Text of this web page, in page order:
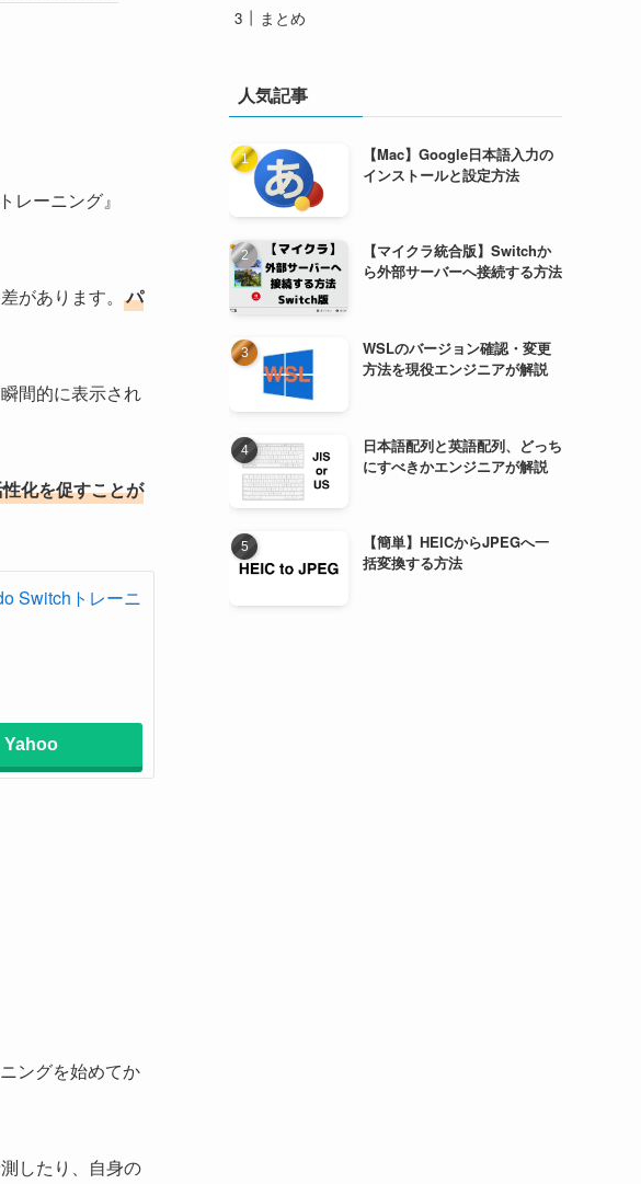
レーニング』
があります。 パ
間的に表示され
化を促すことが
Switchトレーニ
Yahoo
ングを始めてか
したり、自身の
まとめ
人気記事
【Mac】Google日本語入力の
インストールと設定方法
【マイクラ統合版】Switchか
ら外部サーバーへ接続する方法
WSLのバージョン確認・変更
方法を現役エンジニアが解説
日本語配列と英語配列、どっち
にすべきかエンジニアが解説
【簡単】HEICからJPEGへ一
括変換する方法